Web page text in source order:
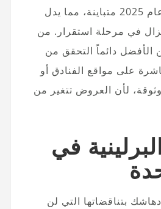
البيانات من بداية عام 2025 متباينة، مما يدل
في مرحلة استقرار. من
الأفضل دائماً التحقق من
على مواقع الفنادق أو
لأن العروض تتغير من
في
بتناقضاتها التي لن